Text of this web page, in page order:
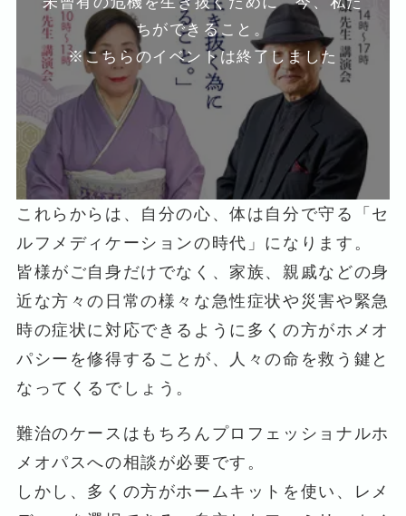
ちができること。
※こちらのイベントは終了しました
これらからは、自分の心、体は自分で守る「セ
ルフメディケーションの時代」になります。
皆様がご自身だけでなく、家族、親戚などの身
近な方々の日常の様々な急性症状や災害や緊急
時の症状に対応できるように多くの方がホメオ
パシーを修得することが、人々の命を救う鍵と
なってくるでしょう。
難治のケースはもちろんプロフェッショナルホ
メオパスへの相談が必要です。
しかし、多くの方がホームキットを使い、レメ